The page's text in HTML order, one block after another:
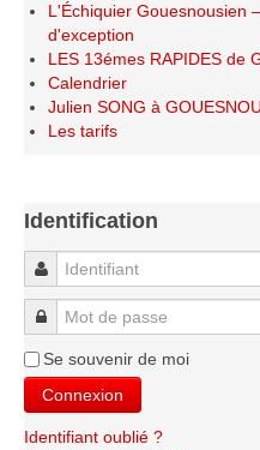
Saison 2010-2011
Saison 2009-2010
Saison 2008-2009
Les organisations
L'Open de Noël
Les Rapides
Les tournois de saison
Le Challenge Blitz
Le Challenge 2014-2015
Le Challenge 2013-2014
Le Challenge 2012-2013
L'Échiquier Gouesnousien
d'exception
LES 13émes RAPIDES de
Calendrier
Julien SONG à GOUESNOU
Les tarifs
Identification
Identifiant
Mot de passe
Se souvenir de moi
Connexion
Identifiant oublié ?